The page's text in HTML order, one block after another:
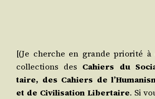
[(Je cherche en grande prio­ri­té à
col­lec­tions des Cahiers du
taire, des Cahiers de
et de Civi­li­sa­tion Liber­taire. Si